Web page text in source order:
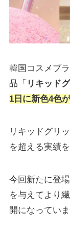
韓国コスメブ
品「 リキッド
1日に新色4色
リキッドグリ
を超える実績
今回新たに登
を与えてより
開になっていま